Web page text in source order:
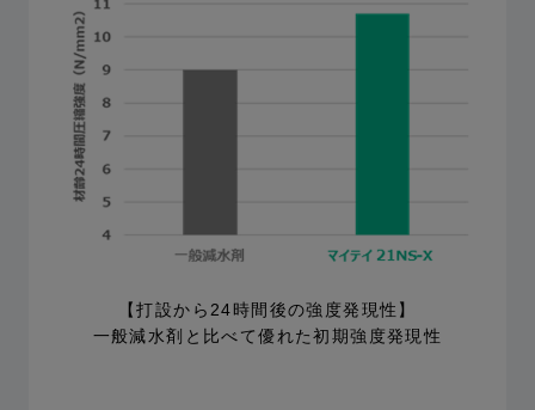
【打設から24時間後の強度発現性】
一般減水剤と比べて優れた初期強度発現性